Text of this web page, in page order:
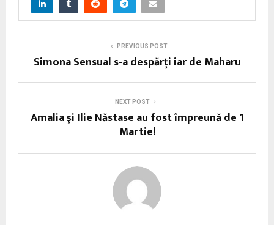
PREVIOUS POST
Simona Sensual s-a despărţi iar de Maharu
NEXT POST
Amalia şi Ilie Năstase au fost împreună de 1
Martie!